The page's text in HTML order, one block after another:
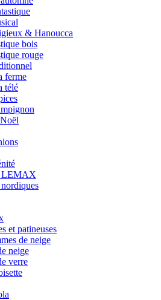
& Hanoucca
bois
rouge
ferme
télé
LEMAX
et patineuses
de neige
neige
verre